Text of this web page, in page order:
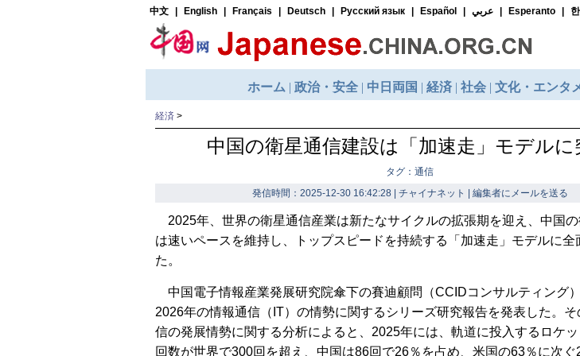
経済 >
中国の衛星通信建設は「加速走」モデルに
タグ：通信
発信時間：2025-12-30 16:42:28 | チャイナネット | 編集者にメールを送る
2025年、世界の衛星通信産業は新たなサイクルの拡張期を迎え、中国
は速いペースを維持し、トップスピードを持続する「加速走」モデルに全
た。
中国電子情報産業発展研究院傘下の賽迪顧問（CCIDコンサルティング）
2026年の情報通信（IT）の情勢に関するシリーズ研究報告を発表した。そ
信の発展情勢に関する分析によると、2025年には、軌道に投入するロケ
回数が世界で300回を超え、中国は86回で26％を占め、米国の63％に次